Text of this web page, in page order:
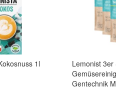
1l
Lemonist 3er
Gentechnik